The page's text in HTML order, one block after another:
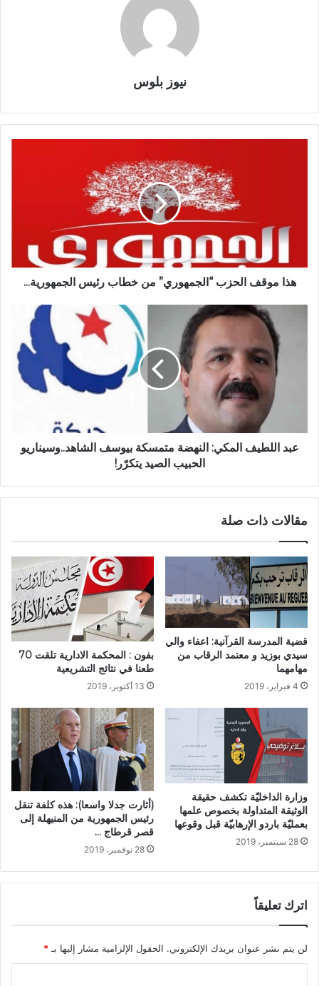
نيوز بلوس
هذا موقف الحزب “الجمهوري” من خطاب رئيس الجمهورية...
عبد اللطيف المكي: النهضة متمسكة بيوسف الشاهد..وسيناريو
الحبيب الصيد يتكرّر!
مقالات ذات صلة
قضية المدرسة القرآنية: اعفاء والي
سيدي بوزيد و معتمد الرقاب من
مهامهما
4 فبراير، 2019
بفون : المحكمة الادارية تلقت 70
طعنا في نتائج التشريعية
13 أكتوبر، 2019
وزارة الداخليّة تكشف حقيقة
الوثيقة المتداولة بخصوص علمها
بعمليّة باردو الإرهابيّة قبل وقوعها
28 سبتمبر، 2019
(أثارت جدلا واسعا): هذه كلفة تنقل
رئيس الجمهورية من المنيهلة إلى
قصر قرطاج …
28 نوفمبر، 2019
اترك تعليقاً
لن يتم نشر عنوان بريدك الإلكتروني. الحقول الإلزامية مشار إليها بـ *